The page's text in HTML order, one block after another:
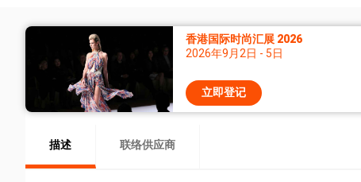
香港国际时尚汇展 2026
2026年9月2日 - 5日
立即登记
描述 联络供应商